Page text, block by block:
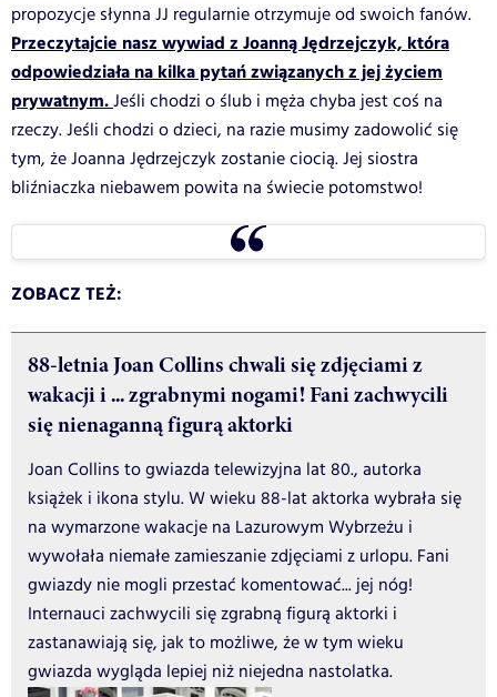
propozycje słynna JJ regularnie otrzymuje od swoich fanów.
Przeczytajcie nasz wywiad z Joanną Jędrzejczyk, która
odpowiedziała na kilka pytań związanych z jej życiem
prywatnym.Jeśli chodzi o ślub i męża chyba jest coś na
rzeczy. Jeśli chodzi o dzieci, na razie musimy zadowolić się
tym, że Joanna Jędrzejczyk zostanie ciocią. Jej siostra
bliźniaczka niebawem powita na świecie potomstwo!
ZOBACZ TEŻ:
88-letnia Joan Collins chwali się zdjęciami z
wakacji i ... zgrabnymi nogami! Fani zachwycili
się nienaganną figurą aktorki
Joan Collins to gwiazda telewizyjna lat 80., autorka
książek i ikona stylu. W wieku 88-lat aktorka wybrała się
na wymarzone wakacje na Lazurowym Wybrzeżu i
wywołała niemałe zamieszanie zdjęciami z urlopu. Fani
gwiazdy nie mogli przestać komentować... jej nóg!
Internauci zachwycili się zgrabną figurą aktorki i
zastanawiają się, jak to możliwe, że w tym wieku
gwiazda wygląda lepiej niż niejedna nastolatka.